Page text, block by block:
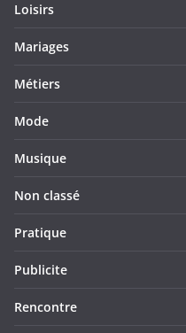
Loisirs
Mariages
Métiers
Mode
Musique
Non classé
Pratique
Publicite
Rencontre